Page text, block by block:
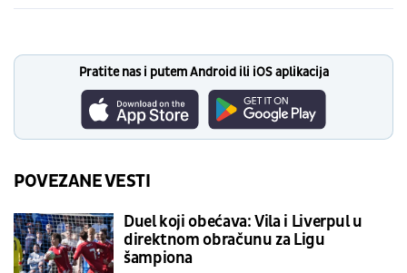
Pratite nas i putem Android ili iOS aplikacija
POVEZANE VESTI
Duel koji obećava: Vila i Liverpul u
direktnom obračunu za Ligu
šampiona